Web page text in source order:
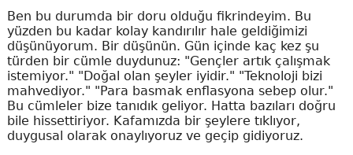
Ben bu durumda bir doru olduğu fikrindeyim. Bu
yüzden bu kadar kolay kandırılır hale geldiğimizi
düşünüyorum. Bir düşünün. Gün içinde kaç kez şu
türden bir cümle duydunuz: "Gençler artık çalışmak
istemiyor." "Doğal olan şeyler iyidir." "Teknoloji bizi
mahvediyor." "Para basmak enflasyona sebep olur."
Bu cümleler bize tanıdık geliyor. Hatta bazıları doğru
bile hissettiriyor. Kafamızda bir şeylere tıklıyor,
duygusal olarak onaylıyoruz ve geçip gidiyoruz.